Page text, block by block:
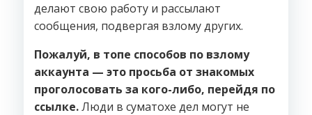
делают свою работу и рассылают
сообщения, подвергая взлому других.
Пожалуй, в топе способов по взлому
аккаунта — это просьба от знакомых
проголосовать за кого-либо, перейдя по
ссылке.Люди в суматохе дел могут не